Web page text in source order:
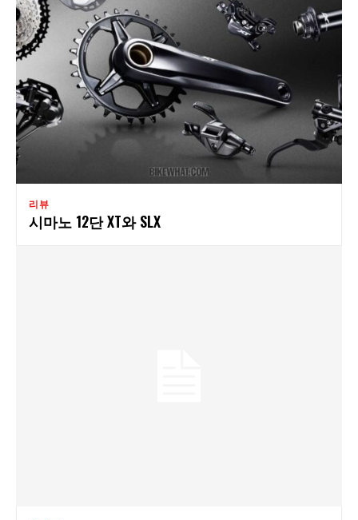
리뷰
시마노 12단 XT와 SLX